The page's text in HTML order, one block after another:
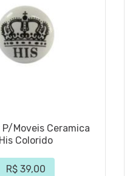
P/Moveis Ceramica
His Colorido
R$ 39,00